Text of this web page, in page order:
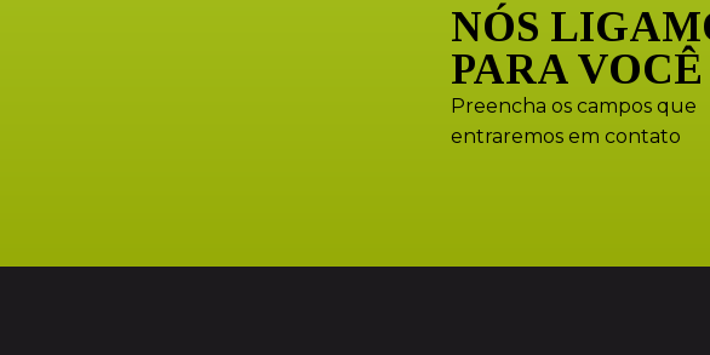
NÓS
PARA VOCÊ
Preencha os campos que
entraremos em contato